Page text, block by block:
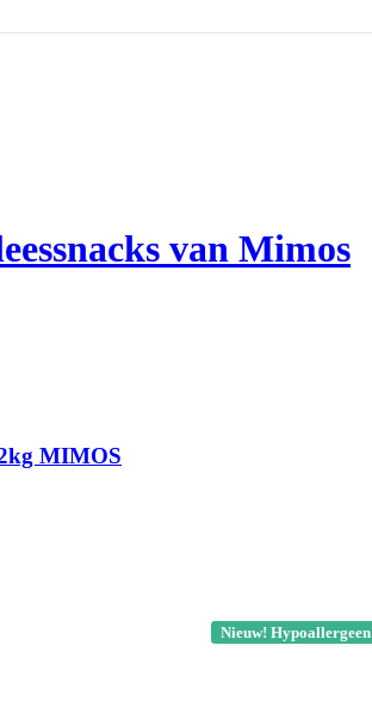
van Mimos
MIMOS
Nieuw! Hypoallergeen